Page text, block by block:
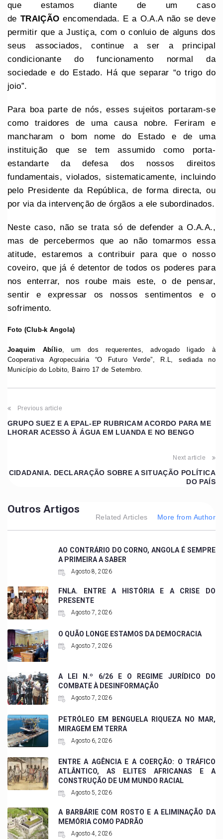
que estamos diante de um caso
de TRAIÇÃOencomendada. E a O.A.A não se deve
permitir que a Justiça, com o conluio de alguns dos
seus associados, continue a ser a principal
condicionante do funcionamento normal da
sociedade e do Estado. Há que separar “o trigo do
joio”.
Para boa parte de nós, esses sujeitos portaram-se
como traidores de uma causa nobre. Feriram e
mancharam o bom nome do Estado e de uma
instituição que se tem assumido como porta-
estandarte da defesa dos nossos direitos
fundamentais, violados, sistematicamente, incluindo
pelo Presidente da República, de forma directa, ou
por via da intervenção de órgãos a ele subordinados.
Neste caso, não se trata só de defender a O.A.A.,
mas de percebermos que ao não tomarmos essa
atitude, estaremos a contribuir para que o nosso
coveiro, que já é detentor de todos os poderes para
nos enterrar, nos roube mais este, o de pensar,
sentir e expressar os nossos sentimentos e o
sofrimento.
Foto (Club-k Angola)
Joaquim Abílio, um dos requerentes, advogado ligado à
Cooperativa Agropecuária “O Futuro Verde”, R.L, sediada no
Município do Lobito, Bairro 17 de Setembro.
Previous article
GRUPO SUEZ E A EPAL-EP RUBRICAM ACORDO PARA ME
LHORAR ACESSO À ÁGUA EM LUANDA E NO BENGO
Next article
CIDADANIA. DECLARAÇÃO SOBRE A SITUAÇÃO POLÍTICA
DO PAÍS
Outros Artigos
Related Articles More from Author
AO CONTRÁRIO DO CORNO, ANGOLA É SEMPRE
A PRIMEIRA A SABER
Agosto 8, 2026
FNLA. ENTRE A HISTÓRIA E A CRISE DO
PRESENTE
Agosto 7, 2026
O QUÃO LONGE ESTAMOS DA DEMOCRACIA
Agosto 7, 2026
A LEI N.º 6/26 E O REGIME JURÍDICO DO
COMBATE À DESINFORMAÇÃO
Agosto 7, 2026
PETRÓLEO EM BENGUELA RIQUEZA NO MAR,
MIRAGEM EM TERRA
Agosto 6, 2026
ENTRE A AGÊNCIA E A COERÇÃO: O TRÁFICO
ATLÂNTICO, AS ELITES AFRICANAS E A
CONSTRUÇÃO DE UM MUNDO RACIAL
Agosto 5, 2026
A BARBÁRIE COM ROSTO E A ELIMINAÇÃO DA
MEMÓRIA COMO PADRÃO
Agosto 4, 2026